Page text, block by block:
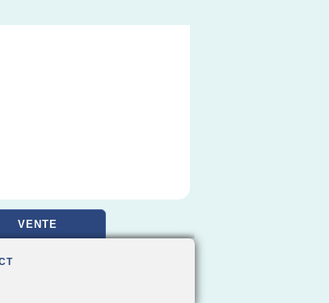
VENTE